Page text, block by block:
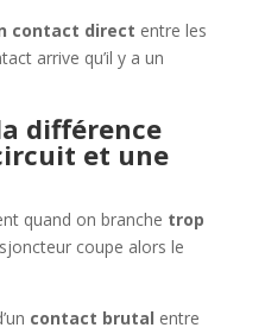
contact direct entre les
arrive qu’il y a un
la différence
et une
quand on branche trop
coupe alors le
contact brutal entre